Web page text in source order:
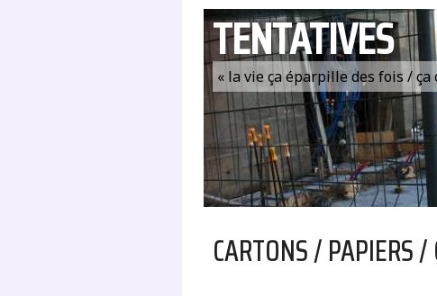
TENTATIVES
« la vie ça éparpille des fois /
CARTONS / PAPIERS /